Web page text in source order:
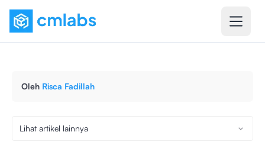
Oleh Risca Fadillah
Lihat artikel lainnya